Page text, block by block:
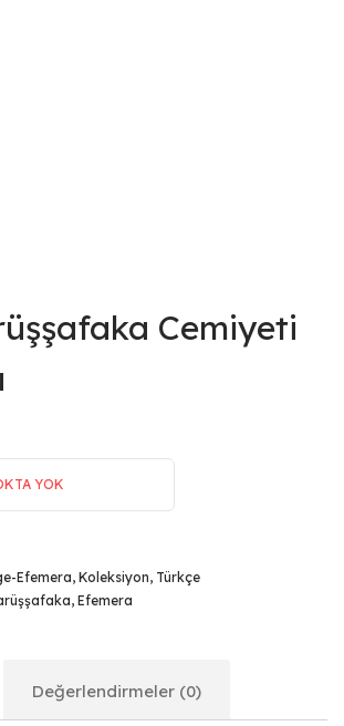
Cemiyeti
YOK
Efemera, Koleksiyon, Türkçe
, Efemera
Değerlendirmeler (0)